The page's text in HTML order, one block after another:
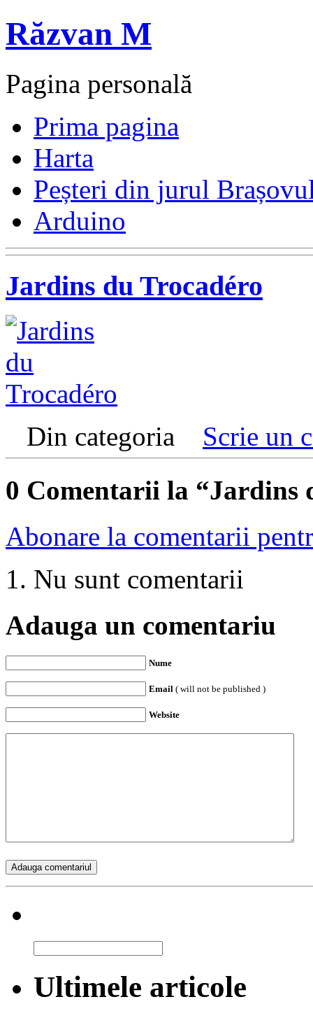
Răzvan M
Pagina personală
Prima pagina
Harta
Peșteri din jurul
Arduino
Jardins du Trocadéro
Din categoria
Scrie un
0 Comentarii la “Jardins
Abonare la comentarii
Nu sunt comentarii
Adauga un comentariu
Nume
Email ( will not be published )
Website
Ultimele articole